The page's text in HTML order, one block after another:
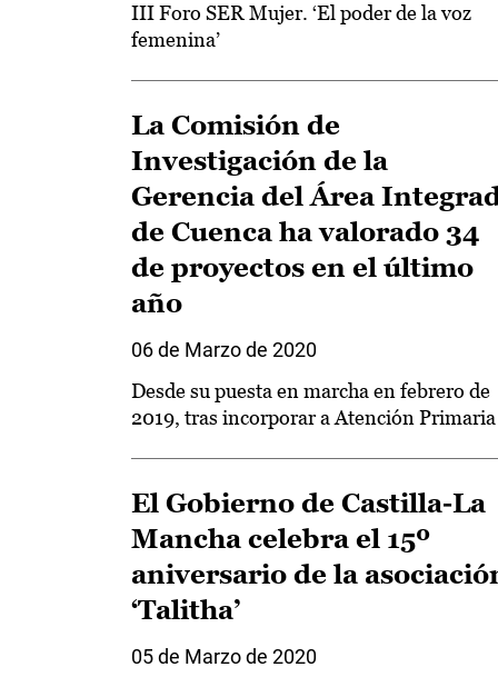
III Foro SER Mujer. ‘El poder de la voz
femenina’
La Comisión de
Investigación de la
Gerencia del Área
de Cuenca ha valorado 34
de proyectos en el último
año
06 de Marzo de 2020
Desde su puesta en marcha en febrero de
2019, tras incorporar a Atención Primaria
El Gobierno de Castilla-La
Mancha celebra el 15º
aniversario de la
‘Talitha’
05 de Marzo de 2020